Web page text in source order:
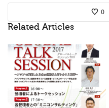
0
Related Articles